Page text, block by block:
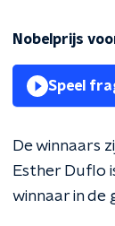
Nobelprijs
Speel
De winnaars
Esther Duflo
winnaar in de